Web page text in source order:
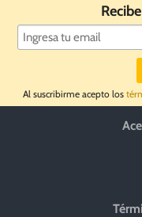
Al suscribirme acepto los